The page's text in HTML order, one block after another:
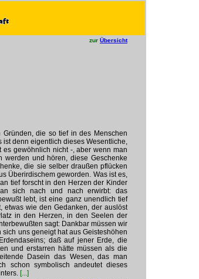
zur Übersicht
die so tief in des Menschen
denn eigentlich dieses Wesentliche,
gewöhnlich nicht -, aber wenn man
werden und hören, diese Geschenke
die sie selber draußen pflücken
Überirdischem geworden. Was ist es,
tief forscht in den Herzen der Kinder
sich nach und nach erwirbt: das
lebt, ist eine ganz unendlich tief
etwas wie den Gedanken, der auslöst
in den Herzen, in den Seelen der
sagt: Dankbar müssen wir
uns geneigt hat aus Geisteshöhen
daß auf jener Erde, die
und erstarren hätte müssen als die
Dasein das Wesen, das man
schon symbolisch andeutet dieses
[...]